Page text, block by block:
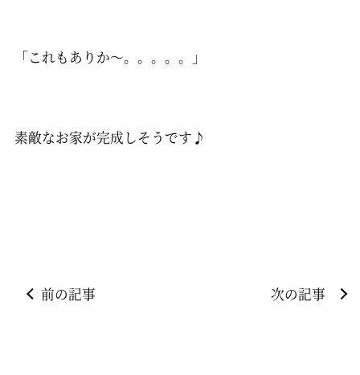
「これもありか～。。。。。」
素敵なお家が完成しそうです♪
前の記事 次の記事